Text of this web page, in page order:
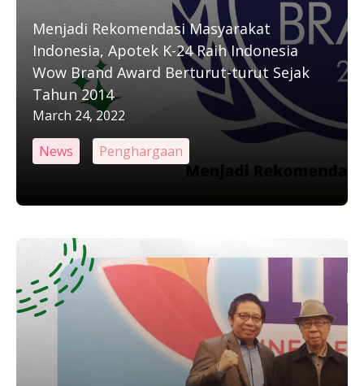
Menjadi Rekomendasi Masyarakat
Indonesia, Apotek K-24 Raih Indonesia
Wow Brand Award Berturut-turut Sejak
Tahun 2014
March 24, 2022
News
Penghargaan